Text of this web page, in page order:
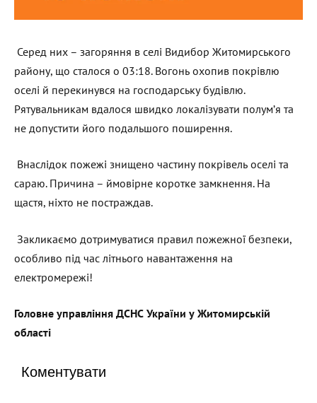
Серед них – загоряння в селі Видибор Житомирського
району, що сталося о 03:18. Вогонь охопив покрівлю
оселі й перекинувся на господарську будівлю.
Рятувальникам вдалося швидко локалізувати полум’я та
не допустити його подальшого поширення.
Внаслідок пожежі знищено частину покрівель оселі та
сараю. Причина – ймовірне коротке замкнення. На
щастя, ніхто не постраждав.
Закликаємо дотримуватися правил пожежної безпеки,
особливо під час літнього навантаження на
електромережі!
Головне управління ДСНС України у Житомирській
області
Коментувати